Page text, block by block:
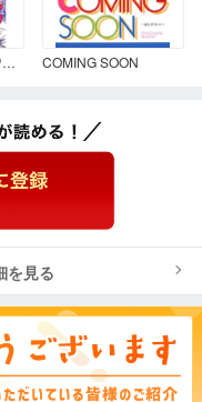
も少しＨな気分で♡♡♡ COMING SOON
を見る